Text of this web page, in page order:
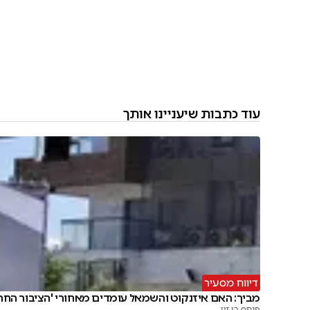
עוד כתבות שיעניינו אותך
דיווח מסעיר
מביך: האם איזנקוט והשמאל עומדים מאחורי 'הציבור